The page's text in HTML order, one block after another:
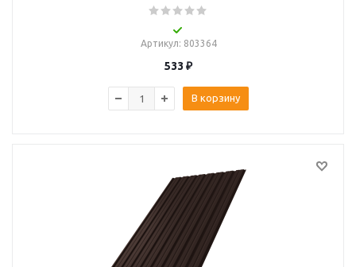
Артикул: 803364
533 ₽
В корзину